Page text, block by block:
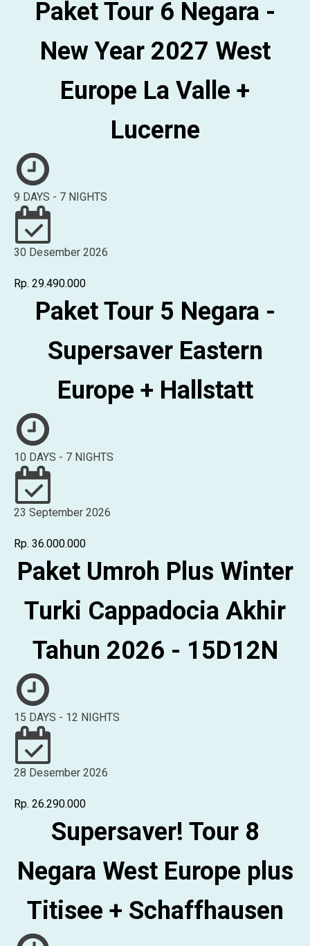
Paket Tour 6 Negara -
New Year 2027 West
Europe La Valle +
Lucerne
9 DAYS - 7 NIGHTS
30 Desember 2026
Rp. 29.490.000
Paket Tour 5 Negara -
Supersaver Eastern
Europe + Hallstatt
10 DAYS - 7 NIGHTS
23 September 2026
Rp. 36.000.000
Paket Umroh Plus Winter
Turki Cappadocia Akhir
Tahun 2026 - 15D12N
15 DAYS - 12 NIGHTS
28 Desember 2026
Rp. 26.290.000
Supersaver! Tour 8
Negara West Europe plus
Titisee + Schaffhausen